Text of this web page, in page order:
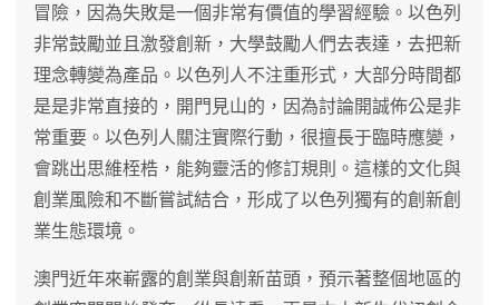
冒險，因為失敗是一個非常有價值的學習經驗。以色列
非常鼓勵並且激發創新，大學鼓勵人們去表達，去把新
理念轉變為產品。以色列人不注重形式，大部分時間都
是是非常直接的，開門見山的，因為討論開誠佈公是非
常重要。以色列人關注實際行動，很擅長于臨時應變，
會跳出思維桎梏，能夠靈活的修訂規則。這樣的文化與
創業風險和不斷嘗試結合，形成了以色列獨有的創新創
業生態環境。
澳門近年來嶄露的創業與創新苗頭，預示著整個地區的